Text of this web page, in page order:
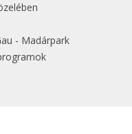
- Madárpark